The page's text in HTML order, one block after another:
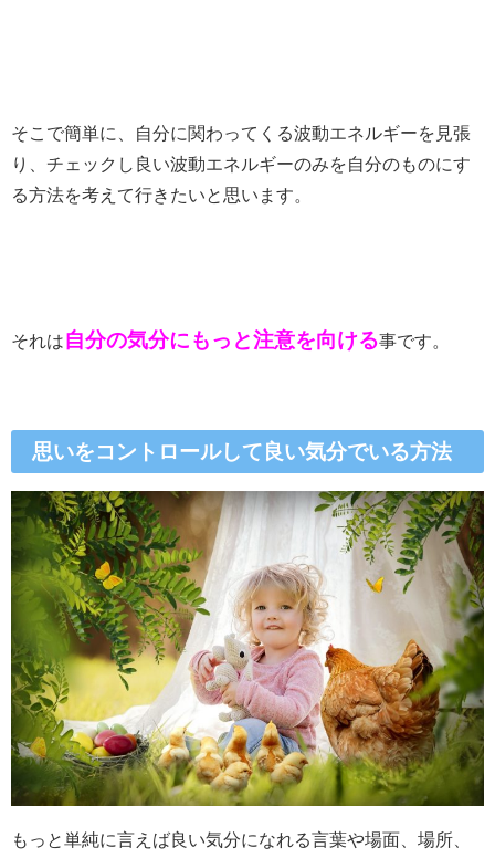
そこで簡単に、自分に関わってくる波動エネルギーを見張
り、チェックし良い波動エネルギーのみを自分のものにす
る方法を考えて行きたいと思います。
それは自分の気分にもっと注意を向ける事です。
思いをコントロールして良い気分でいる方法
もっと単純に言えば良い気分になれる言葉や場面、場所、